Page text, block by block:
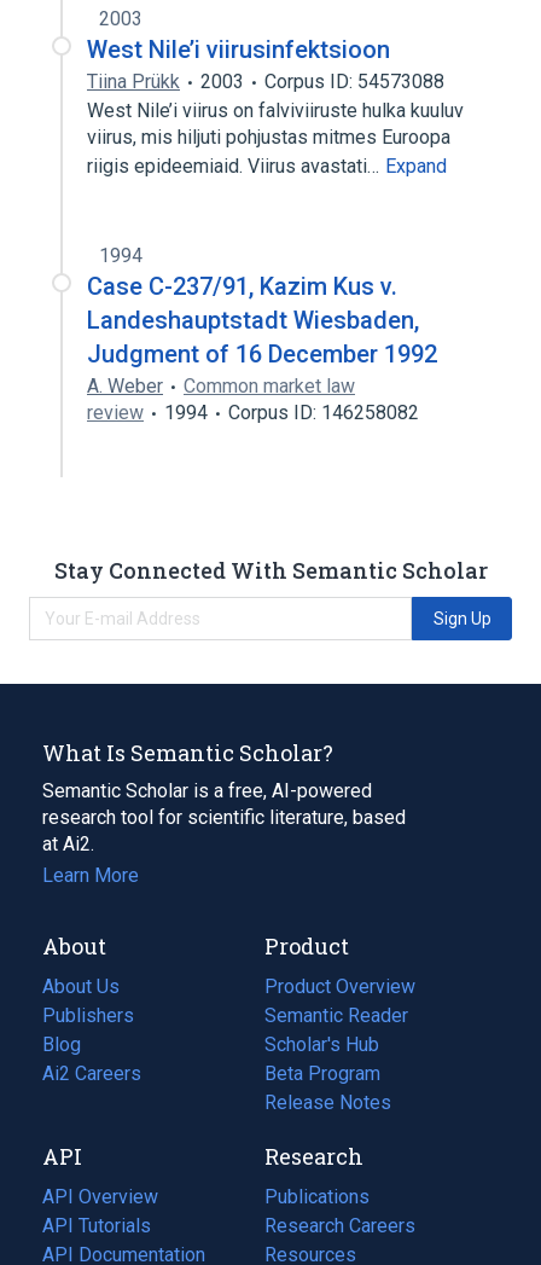
2003
West Nile’i viirusinfektsioon
Tiina Prükk 2003
Corpus ID: 54573088
West Nile’i viirus on falviviiruste hulka kuuluv
viirus, mis hiljuti pohjustas mitmes Euroopa
riigis epideemiaid. Viirus avastati… Expand
1994
Case C-237/91, Kazim Kus v.
Landeshauptstadt Wiesbaden,
Judgment of 16 December 1992
A. Weber
Common market law
review
1994 Corpus ID: 146258082
Stay Connected With Semantic Scholar
Sign Up
What Is Semantic Scholar?
Semantic Scholar is a free, AI-powered
research tool for scientific literature, based
at Ai2.
Learn More
About
About Us
Publishers
Blog
(opens
in
tab)
Ai2 Careers
(opens
new
tab)
Product
Product Overview
Semantic Reader
Scholar's Hub
Beta Program
Release Notes
API
API Overview
API Tutorials
API Documentation
(opens
Research
Publications
(opens
in
a
Research Careers
(opens
in
Resources
(opens